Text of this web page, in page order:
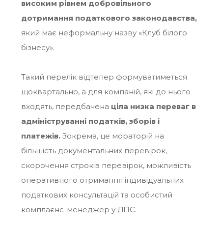
високим рівнем добровільного
дотримання податкового законодавства,
який має неформальну назву «Клуб білого
бізнесу».
Такий перелік відтепер формуватиметься
щоквартально, а для компаній, які до нього
входять, передбачена ціла низка переваг в
адмініструванні податків, зборів і
платежів.Зокрема, це мораторій на
більшість документальних перевірок,
скорочення строків перевірок, можливість
оперативного отримання індивідуальних
податкових консультацій та особистий
комплаєнс-менеджер у ДПС.